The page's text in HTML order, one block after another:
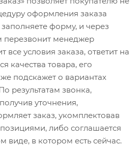
оформления заказа
форму, и через
перезвонит менеджер
все условия заказа, ответит на
качества товара, его
подскажет о вариантах
результатам звонка,
уточнения,
заказ, укомплектовав
либо соглашается
виде, в котором есть сейчас.